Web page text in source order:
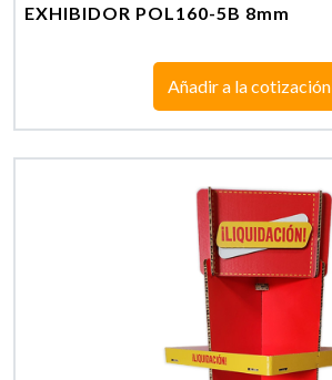
EXHIBIDOR POL160-5B 8mm
Añadir a la cotización